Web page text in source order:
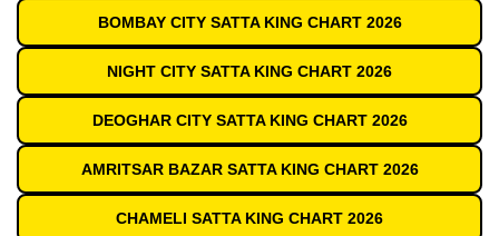
BOMBAY CITY SATTA KING CHART 2026
NIGHT CITY SATTA KING CHART 2026
DEOGHAR CITY SATTA KING CHART 2026
AMRITSAR BAZAR SATTA KING CHART 2026
CHAMELI SATTA KING CHART 2026